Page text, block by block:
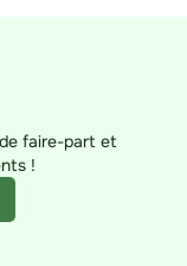
de faire-part et
!